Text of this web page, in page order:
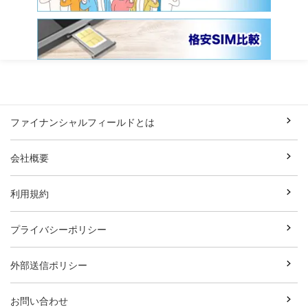
ファイナンシャルフィールドとは
会社概要
利用規約
プライバシーポリシー
外部送信ポリシー
お問い合わせ